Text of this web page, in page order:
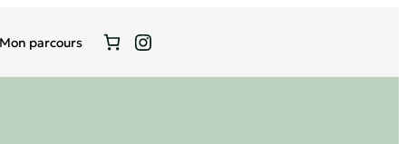
Mon parcours Instagram